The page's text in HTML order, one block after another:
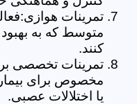
تمرینات
متوسط که به
کنند.
تمرینات تخصصی
مخصوص برای
یا اختلالات عصبی.